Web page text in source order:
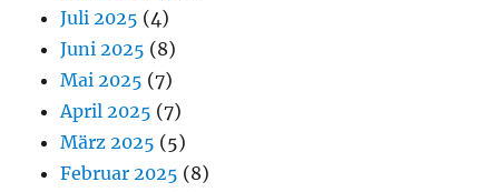
Juli 2025 (4)
Juni 2025 (8)
Mai 2025 (7)
April 2025 (7)
März 2025 (5)
Februar 2025 (8)